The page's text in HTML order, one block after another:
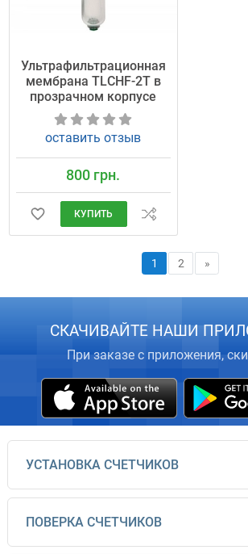
Ультрафильтрационная
мембрана TLCHF-2T в
прозрачном корпусе
оставить отзыв
800 грн.
КУПИТЬ
1 2 »
СКАЧИВАЙТЕ НАШИ
При заказе с приложения,
УСТАНОВКА СЧЕТЧИКОВ
ПОВЕРКА СЧЕТЧИКОВ